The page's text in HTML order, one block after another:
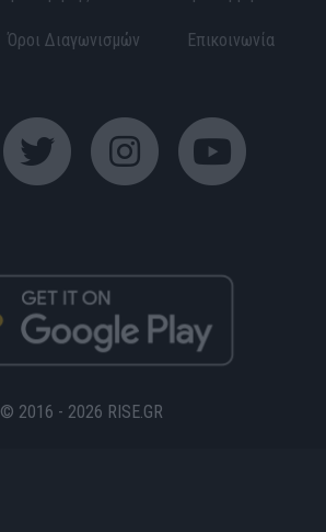
Όροι Διαγωνισμών Επικοινωνία
© 2016 - 2026 RISE.GR